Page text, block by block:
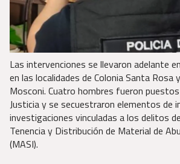
Las intervenciones se llevaron adelante
en las localidades de Colonia Santa Rosa
Mosconi. Cuatro hombres fueron
Justicia y se secuestraron elementos de
investigaciones vinculadas a los delitos
Tenencia y Distribución de Material de
(MASI).